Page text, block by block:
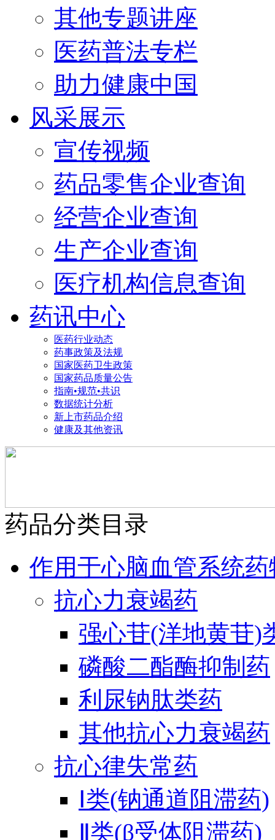
其他专题讲座
医药普法专栏
助力健康中国
风采展示
宣传视频
药品零售企业查询
经营企业查询
生产企业查询
医疗机构信息查询
药讯中心
医药行业动态
药事政策及法规
国家医药卫生政策
国家药品质量公告
指南•规范•共识
数据统计分析
新上市药品介绍
健康及其他资讯
药品分类目录
作用于心脑血管系统药
抗心力衰竭药
强心苷(洋地黄苷)
磷酸二酯酶抑制药
利尿钠肽类药
其他抗心力衰竭药
抗心律失常药
Ⅰ类(钠通道阻滞药)
Ⅱ类(β受体阻滞药)